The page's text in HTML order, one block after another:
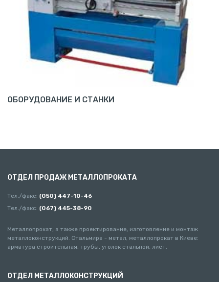
ОБОРУДОВАНИЕ И СТАНКИ
ОТДЕЛ ПРОДАЖ МЕТАЛЛОПРОКАТА
Тел./факс: (050) 447-10-46
Тел./факс: (067) 445-38-90
Металлопрокат, а также проектирование, изготовление и монтаж
металлоконструкций. Стальмира - метал, металлопрокат в Киеве:
арматура строительная, трубы, уголок стальной, лист.
ОТДЕЛ МЕТАЛЛОКОНСТРУКЦИЙ